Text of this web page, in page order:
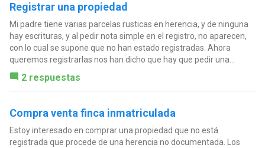
Registrar una propiedad
Mi padre tiene varias parcelas rusticas en herencia, y de ninguna
hay escrituras, y al pedir nota simple en el registro, no aparecen,
con lo cual se supone que no han estado registradas. Ahora
queremos registrarlas nos han dicho que hay que pedir una...
2 respuestas
Compra venta finca inmatriculada
Estoy interesado en comprar una propiedad que no está
registrada que procede de una herencia no documentada. Los